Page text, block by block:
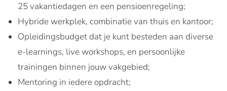
25 vakantiedagen en een pensioenregeling;
Hybride werkplek, combinatie van thuis en kantoor;
Opleidingsbudget dat je kunt besteden aan diverse
e-learnings, live workshops, en persoonlijke
trainingen binnen jouw vakgebied;
Mentoring in iedere opdracht;